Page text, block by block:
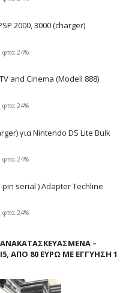
2000, 3000 (charger)
24%
and Cinema (Modell 888)
24%
για Nintendo DS Lite Bulk
24%
pin serial ) Adapter Techline
24%
–
I5, ΑΠΌ 80 ΕΥΡΏ ΜΕ ΕΓΓΎΗΣΗ 1